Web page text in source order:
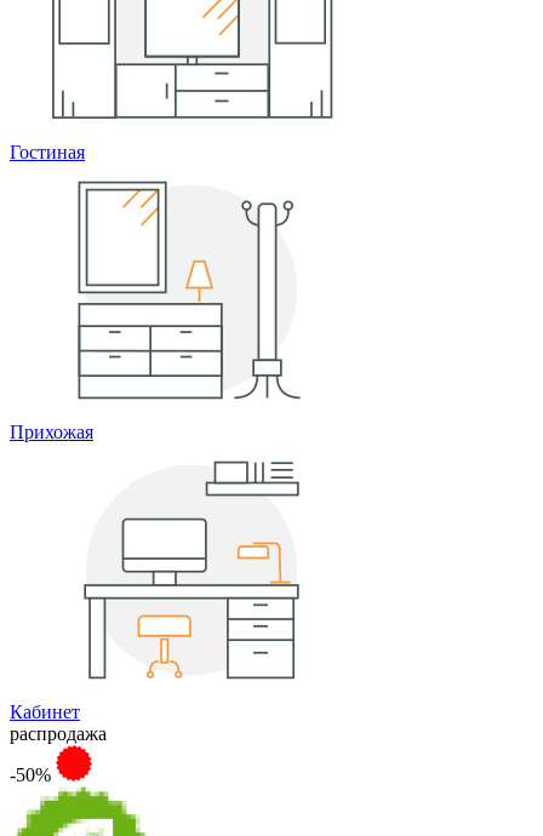
Гостиная
Прихожая
Кабинет
распродажа
-50%